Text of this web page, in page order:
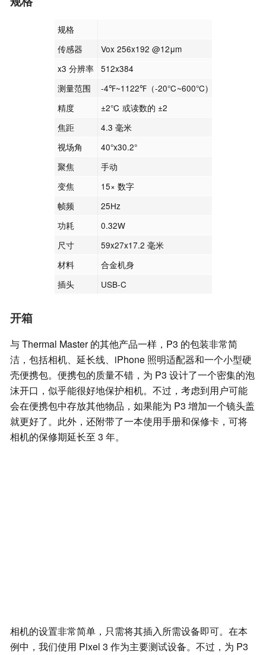
规格
传感器
Vox 256x192 @12μm
x3 分辨率
512x384
测量范围
-4℉~1122℉（-20℃~600℃)
精度
±2℃ 或读数的 ±2
焦距
4.3 毫米
视场角
40°x30.2°
聚焦
手动
变焦
15× 数字
帧频
25Hz
功耗
0.32W
尺寸
59x27x17.2 毫米
材料
合金机身
插头
USB-C
开箱
与 Thermal Master 的其他产品一样，P3 的包装非常简
洁，包括相机、延长线、iPhone 照明适配器和一个小型硬
壳便携包。便携包的质量不错，为 P3 设计了一个密集的泡
沫开口，似乎能很好地保护相机。不过，考虑到用户可能
会在便携包中存放其他物品，如果能为 P3 增加一个镜头盖
就更好了。此外，还附带了一本使用手册和保修卡，可将
相机的保修期延长至 3 年。
相机的设置非常简单，只需将其插入所需设备即可。在本
例中，我们使用 Pixel 3 作为主要测试设备。不过，为 P3